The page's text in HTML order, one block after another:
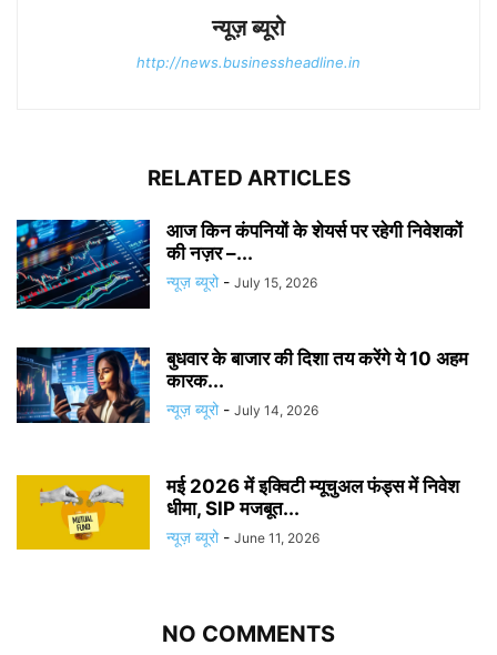
न्यूज़ ब्यूरो
http://news.businessheadline.in
RELATED ARTICLES
आज किन कंपनियों के शेयर्स पर रहेगी निवेशकों
की नज़र –...
न्यूज़ ब्यूरो - July 15, 2026
बुधवार के बाजार की दिशा तय करेंगे ये 10 अहम
कारक...
न्यूज़ ब्यूरो - July 14, 2026
मई 2026 में इक्विटी म्यूचुअल फंड्स में निवेश
धीमा, SIP मजबूत...
न्यूज़ ब्यूरो - June 11, 2026
NO COMMENTS